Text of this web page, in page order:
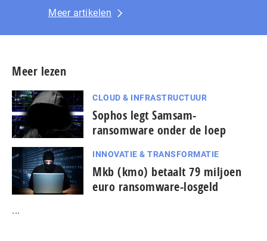
Meer artikelen
Meer lezen
CLOUD & INFRASTRUCTUUR
Sophos legt Samsam-
ransomware onder de loep
INNOVATIE & TRANSFORMATIE
Mkb (kmo) betaalt 79 miljoen
euro ransomware-losgeld
...